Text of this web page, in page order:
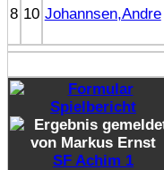
8 10 Johannsen,Andre
SF Achim 1